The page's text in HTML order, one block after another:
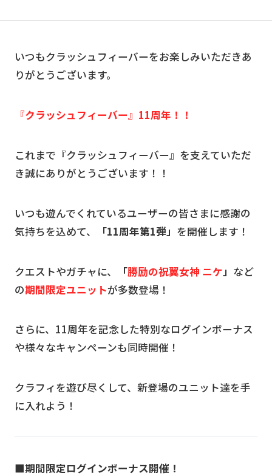
いつもクラッシュフィーバーをお楽しみいただきあ
りがとうございます。
『クラッシュフィーバー』11周年！！
これまで『クラッシュフィーバー』を支えていただ
き誠にありがとうございます！！
いつも遊んでくれているユーザーの皆さまに感謝の
気持ちを込めて、
「11周年第1弾」 を開催します！
クエストやガチャに、 「勝励の祝翼女神 ニケ 」 など
の期間限定ユニットが多数登場！
さらに、11周年を記念した特別なログインボーナス
や様々なキャンペーンも同時開催！
クラフィを遊び尽くして、新登場のユニット達を手
に入れよう！
■期間限定ログインボーナス開催！